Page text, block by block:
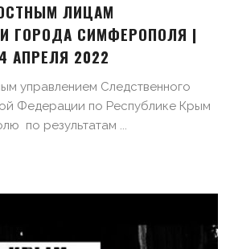
ЛИЦАМ
ГОРОДА СИМФЕРОПОЛЯ |
АПРЕЛЯ 2022
управлением Следственного
Федерации по Республике Крым
по результатам ...